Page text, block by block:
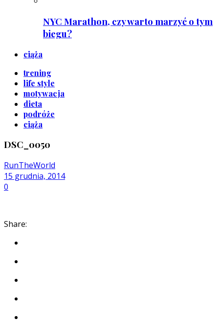
NYC Marathon, czy warto marzyć o tym
biegu?
ciąża
trening
life style
motywacja
dieta
podróże
ciąża
DSC_0050
RunTheWorld
15 grudnia, 2014
0
Share: